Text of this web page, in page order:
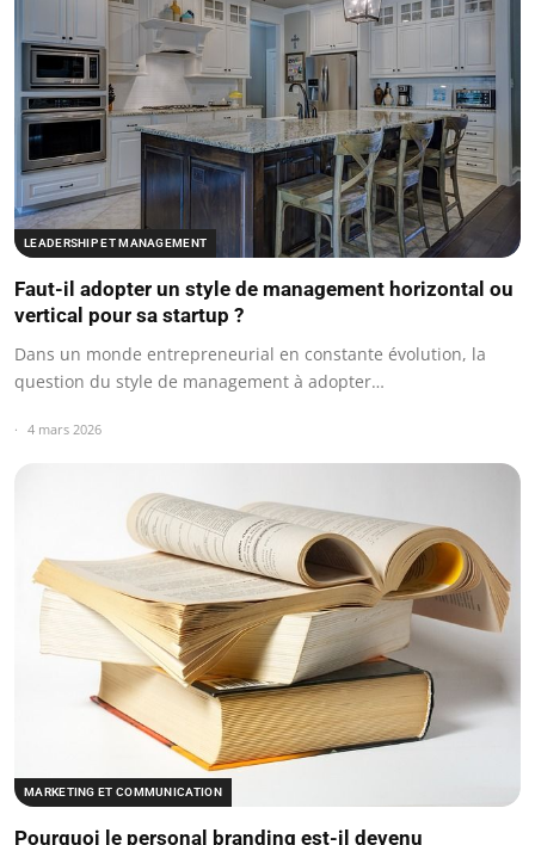
LEADERSHIP ET MANAGEMENT
Faut-il adopter un style de management horizontal ou
vertical pour sa startup ?
Dans un monde entrepreneurial en constante évolution, la
question du style de management à adopter…
4 mars 2026
MARKETING ET COMMUNICATION
Pourquoi le personal branding est-il devenu